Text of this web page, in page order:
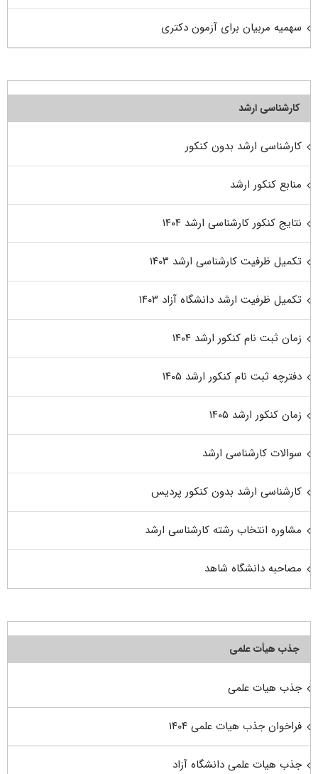
سهمیه مربیان برای آزمون دکتری
کارشناسی ارشد
کارشناسی ارشد بدون کنکور
منابع کنکور ارشد
نتایج کنکور کارشناسی ارشد ۱۴۰۴
تکمیل ظرفیت کارشناسی ارشد ۱۴۰۳
تکمیل ظرفیت ارشد دانشگاه آزاد ۱۴۰۳
زمان ثبت نام کنکور ارشد ۱۴۰۴
دفترچه ثبت نام کنکور ارشد ۱۴۰۵
زمان کنکور ارشد ۱۴۰۵
سوالات کارشناسی ارشد
کارشناسی ارشد بدون کنکور پردیس
مشاوره انتخاب رشته کارشناسی ارشد
مصاحبه دانشگاه شاهد
جذب هیأت علمی
جذب هیات علمی
فراخوان جذب هیات علمی ۱۴۰۴
جذب هیات علمی دانشگاه آزاد